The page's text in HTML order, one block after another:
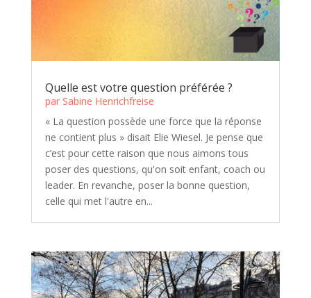
Quelle est votre question préférée ?
par Sabine Henrichfreise
« La question possède une force que la réponse
ne contient plus » disait Elie Wiesel. Je pense que
c’est pour cette raison que nous aimons tous
poser des questions, qu'on soit enfant, coach ou
leader. En revanche, poser la bonne question,
celle qui met l'autre en...